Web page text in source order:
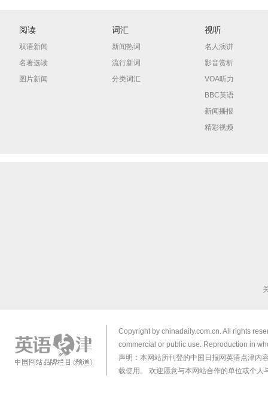
阅读
双语新闻
名著选读
图片新闻
词汇
新闻热词
流行新词
分类词汇
视听
名人演讲
影音赏析
VOA听力
BBC英语
新闻播报
精彩视频
Copyright by chinadaily.com.cn. All rights
commercial or public use. Reproduction in
声明：本网站所刊登的中国日报网英语点津内
载使用。 欢迎愿意与本网站合作的单位或个人